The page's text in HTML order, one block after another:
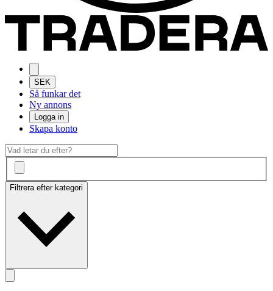
SEK
Så funkar det
Ny annons
Logga in
Skapa konto
Filtrera efter kategori